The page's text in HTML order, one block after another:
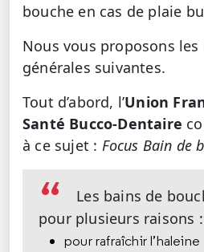
bouche en cas de plaie
Nous vous proposons
générales suivantes.
Tout d’abord, l’Union
Santé Bucco-Dentaire
à ce sujet : Focus Bain de
Les bains de
pour plusieurs raisons :
pour rafraîchir l’haleine